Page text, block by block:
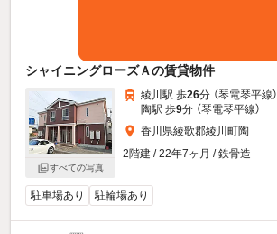
シャイニングローズＡの賃貸物件
すべての写真
綾川駅 歩26分 （琴電琴平線）
陶駅 歩9分 （琴電琴平線）
香川県綾歌郡綾川町陶
2階建 / 22年7ヶ月 / 鉄骨造
駐車場あり 駐輪場あり